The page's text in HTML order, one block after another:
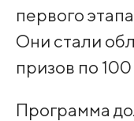
первого
Они стали
призов по
Программа